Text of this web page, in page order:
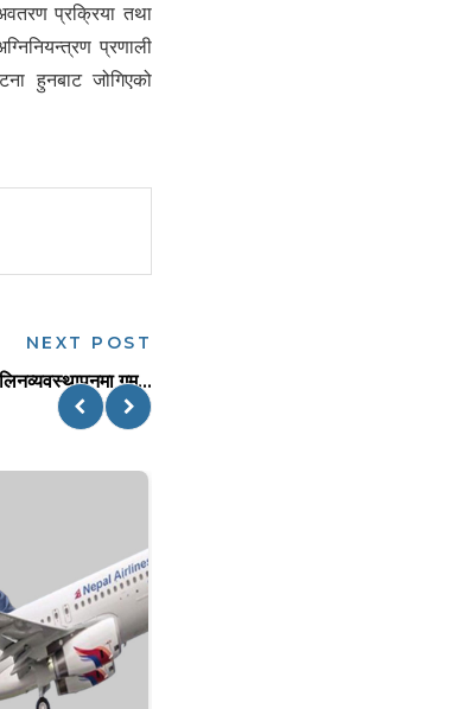
प्रक्रिया तथा
प्रणाली
हुनबाट जोगिएको
NEXT POST
गम्...